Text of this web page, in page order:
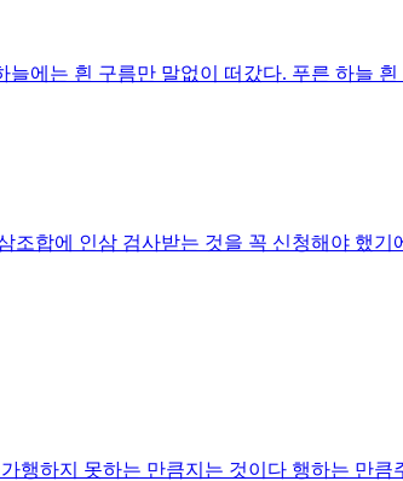
에는 흰 구름만 말없이 떠갔다. 푸른 하늘 흰
조합에 인삼 검사받는 것을 꼭 신청해야 했기
행하지 못하는 만큼지는 것이다 행하는 만큼